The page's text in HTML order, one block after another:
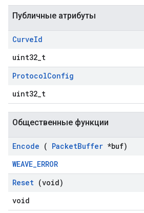
Публичные атрибуты
CurveId
uint32_t
ProtocolConfig
uint32_t
Общественные функции
Encode ( PacketBuffer *buf)
WEAVE_ERROR
Reset (void)
void